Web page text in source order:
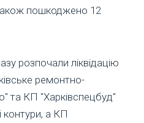
пошкоджено 12
розпочали ліквідацію
ремонтно-
та КП "Харківспецбуд"
а КП